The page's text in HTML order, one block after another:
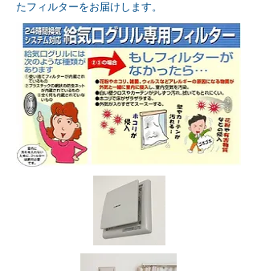
たフィルターをお届けします。